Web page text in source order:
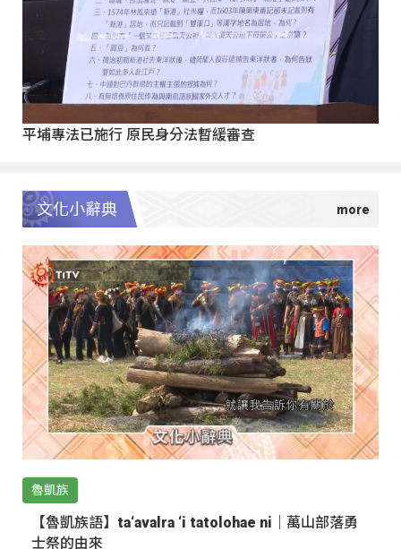
平埔專法已施行 原民身分法暫緩審查
文化小辭典
魯凱族
【魯凱族語】ta‘avalra ‘i tatolohae ni｜萬山部落勇
士祭的由來